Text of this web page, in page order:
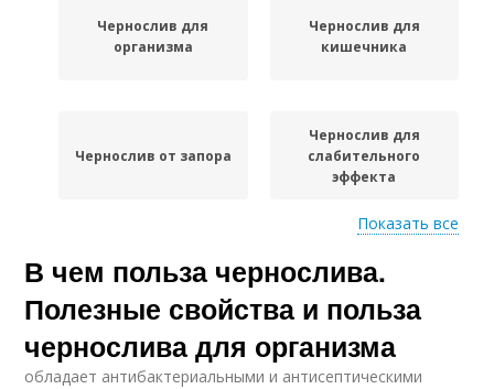
Чернослив для
организма
Чернослив для
кишечника
Чернослив от запора
Чернослив для
слабительного
эффекта
Чернослив для детей
Показать все
В чем польза чернослива.
Полезные свойства и польза
чернослива для организма
обладает антибактериальными и антисептическими